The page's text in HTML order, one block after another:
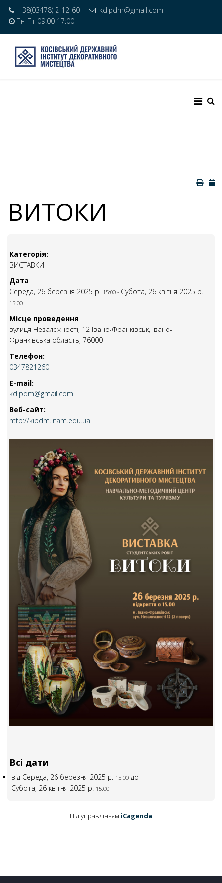
+38(03478) 2-12-60
kdipdm@gmail.com
Пн-Пт 09:00-17:00
ВИТОКИ
Категорія:
ВИСТАВКИ
Дата
Середа, 26 березня 2025 р. 15:00 - Субота, 26 квітня 2025 р.
15:00
Місце проведення
вулиця Незалежності, 12 Івано-Франківськ, Івано-
Франківська область, 76000
Телефон:
0347821260
E-mail:
kdipdm@gmail.com
Веб-сайт:
http://kipdm.lnam.edu.ua
Всі дати
від Середа, 26 березня 2025 р. 15:00 до
Субота, 26 квітня 2025 р. 15:00
Під управлінням iCagenda